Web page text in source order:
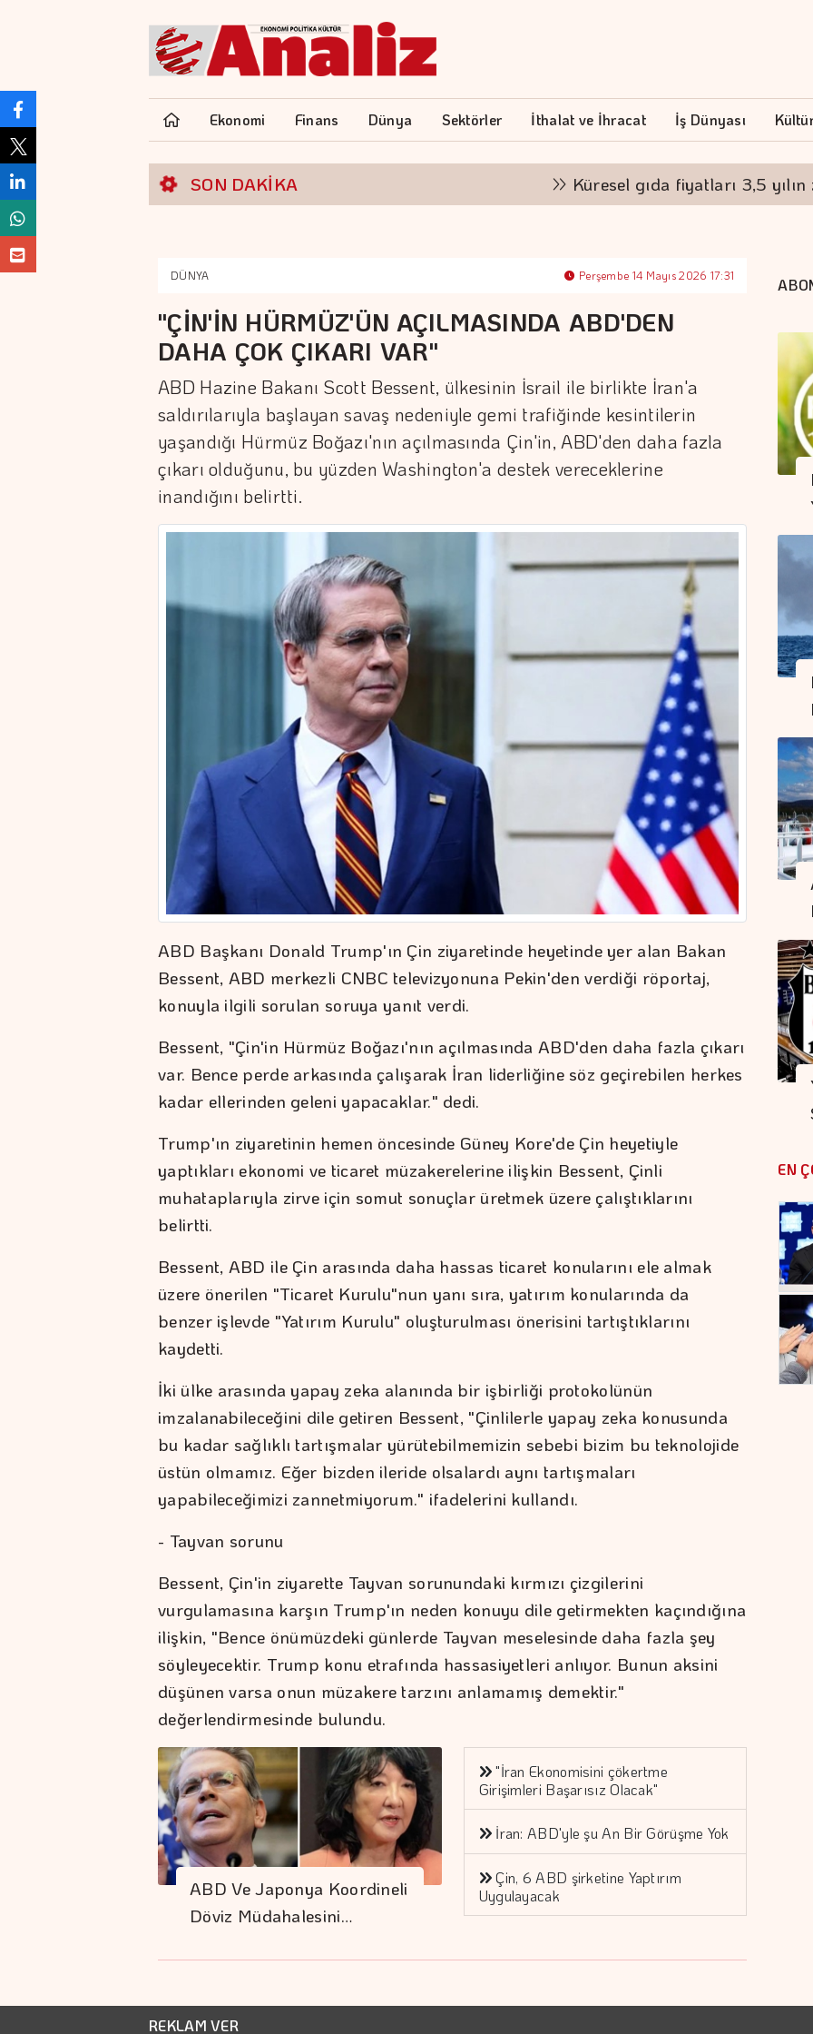
Ekonomi Finans Dünya Sektörler İthalat ve İhracat İş Dünyası
SON DAKİKA Küresel gıda fiyatları 3,5 yılın
DÜNYA Perşembe 14 Mayıs 2026 17:31
"ÇİN'İN HÜRMÜZ'ÜN AÇILMASINDA ABD'DEN
DAHA ÇOK ÇIKARI VAR"
ABD Hazine Bakanı Scott Bessent, ülkesinin İsrail ile birlikte İran'a
saldırılarıyla başlayan savaş nedeniyle gemi trafiğinde kesintilerin
yaşandığı Hürmüz Boğazı'nın açılmasında Çin'in, ABD'den daha fazla
çıkarı olduğunu, bu yüzden Washington'a destek vereceklerine
inandığını belirtti.
ABD Başkanı Donald Trump'ın Çin ziyaretinde heyetinde yer alan Bakan
Bessent, ABD merkezli CNBC televizyonuna Pekin'den verdiği röportaj,
konuyla ilgili sorulan soruya yanıt verdi.
Bessent, "Çin'in Hürmüz Boğazı'nın açılmasında ABD'den daha fazla çıkarı
var. Bence perde arkasında çalışarak İran liderliğine söz geçirebilen herkes
kadar ellerinden geleni yapacaklar." dedi.
Trump'ın ziyaretinin hemen öncesinde Güney Kore'de Çin heyetiyle
yaptıkları ekonomi ve ticaret müzakerelerine ilişkin Bessent, Çinli
muhataplarıyla zirve için somut sonuçlar üretmek üzere çalıştıklarını
belirtti.
Bessent, ABD ile Çin arasında daha hassas ticaret konularını ele almak
üzere önerilen "Ticaret Kurulu"nun yanı sıra, yatırım konularında da
benzer işlevde "Yatırım Kurulu" oluşturulması önerisini tartıştıklarını
kaydetti.
İki ülke arasında yapay zeka alanında bir işbirliği protokolünün
imzalanabileceğini dile getiren Bessent, "Çinlilerle yapay zeka konusunda
bu kadar sağlıklı tartışmalar yürütebilmemizin sebebi bizim bu teknolojide
üstün olmamız. Eğer bizden ileride olsalardı aynı tartışmaları
yapabileceğimizi zannetmiyorum." ifadelerini kullandı.
- Tayvan sorunu
Bessent, Çin'in ziyarette Tayvan sorunundaki kırmızı çizgilerini
vurgulamasına karşın Trump'ın neden konuyu dile getirmekten kaçındığına
ilişkin, "Bence önümüzdeki günlerde Tayvan meselesinde daha fazla şey
söyleyecektir. Trump konu etrafında hassasiyetleri anlıyor. Bunun aksini
düşünen varsa onun müzakere tarzını anlamamış demektir."
değerlendirmesinde bulundu.
ABD Ve Japonya Koordineli
Döviz Müdahalesini…
"İran Ekonomisini çökertme
Girişimleri Başarısız Olacak"
İran: ABD'yle şu An Bir Görüşme Yok
Çin, 6 ABD şirketine Yaptırım
Uygulayacak
EN
REKLAM VER